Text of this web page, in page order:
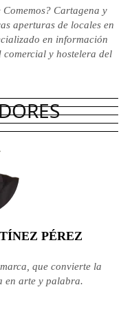
Cartagena y
aperturas de locales en
en información
y hostelera del
PÉREZ
que convierte la
en arte y palabra.